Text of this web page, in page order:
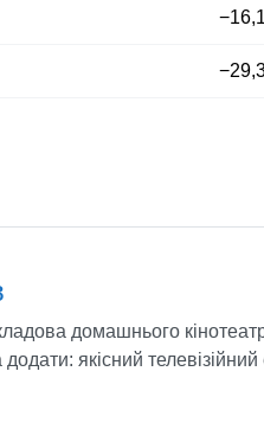
−16,1
домашнього
якісний телевізійний